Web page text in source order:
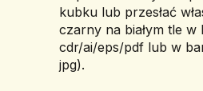
kubku lub przesłać
czarny na białym tle
cdr/ai/eps/pdf lub w
jpg).